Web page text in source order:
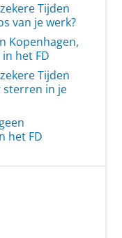
Tijden
van je werk?
Kopenhagen,
het FD
Tijden
sterren in je
het FD